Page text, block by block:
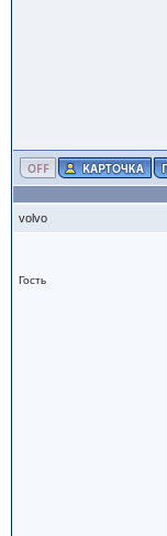
volvo
Гость